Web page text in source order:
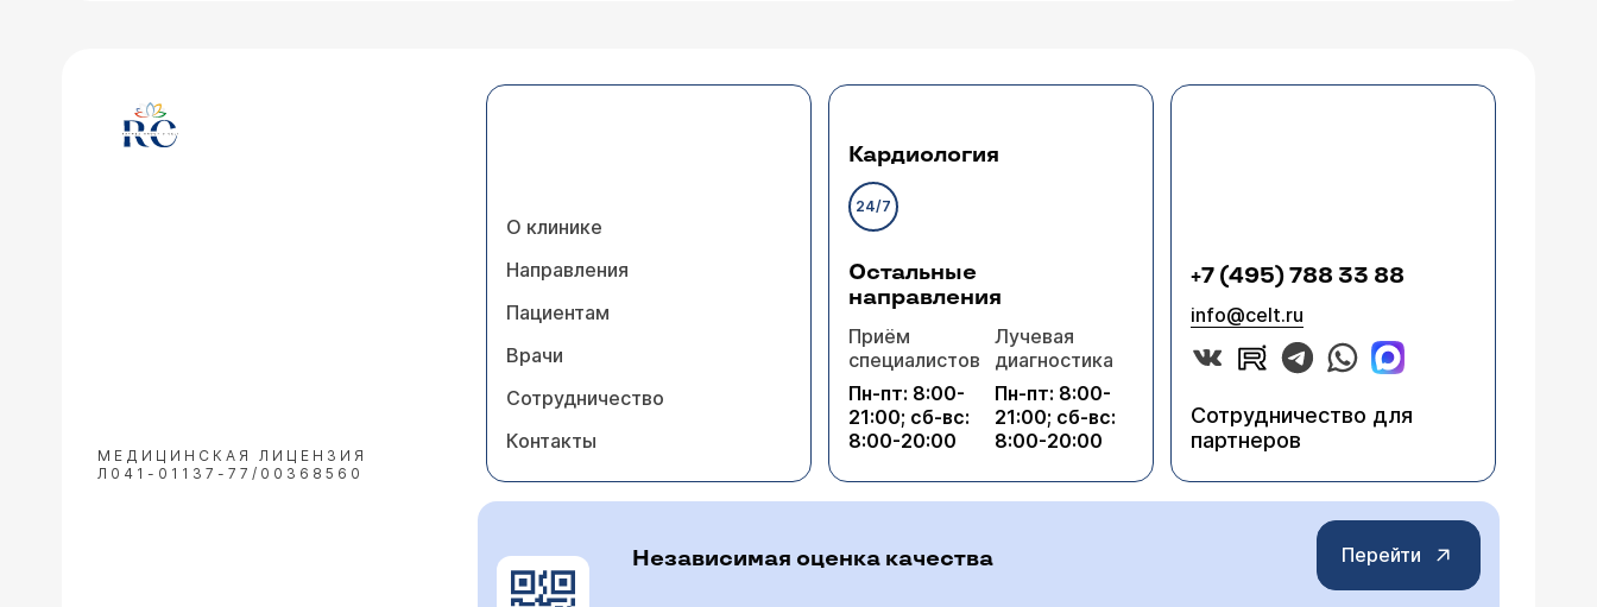
МЕДИЦИНСКАЯ ЛИЦЕНЗИЯ
Л041-01137-77/00368560
О клинике
Направления
Пациентам
Врачи
Сотрудничество
Контакты
Кардиология
24/7
Остальные
направления
Приём
специалистов
Пн-пт: 8:00-
21:00; сб-вс:
8:00-20:00
Лучевая
диагностика
Пн-пт: 8:00-
21:00; сб-вс:
8:00-20:00
+7 (495) 788 33 88
info@celt.ru
Сотрудничество для
партнеров
Независимая оценка качества Перейти